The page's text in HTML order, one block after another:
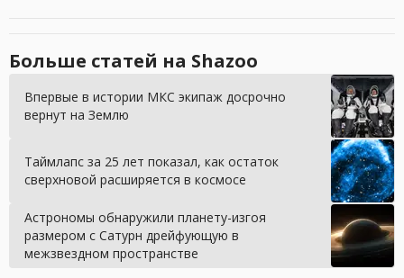
Больше статей на Shazoo
Впервые в истории МКС экипаж досрочно
вернут на Землю
Таймлапс за 25 лет показал, как остаток
сверхновой расширяется в космосе
Астрономы обнаружили планету-изгоя
размером с Сатурн дрейфующую в
межзвездном пространстве